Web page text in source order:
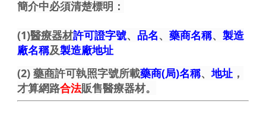
簡介中必須清楚標明：
(1)醫療器材許可證字號、 品名、藥商名稱、製造
廠名稱及製造廠地址
(2)藥商許可執照字號所載藥商(局)名稱、地址 ，
才算網路合法販售醫療器材。